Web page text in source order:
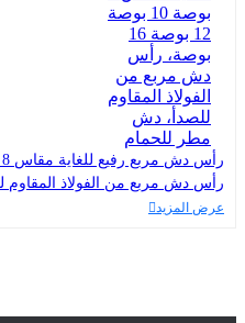
رأس دش مربع من الفولاذ
عرض المزيد